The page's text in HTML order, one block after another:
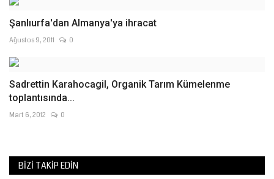
Şanlıurfa'dan Almanya'ya ihracat
Ağustos 9, 2011 0
Sadrettin Karahocagil, Organik Tarım Kümelenme
toplantısında...
Mart 6, 2012 0
BIZI TAKIP EDIN